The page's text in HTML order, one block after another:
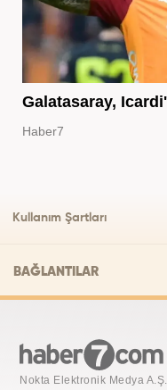
Galatasaray,
Haber7
Kullanım Şartları
BAĞLANTILAR
Nokta Elektronik Medya A.Ş.